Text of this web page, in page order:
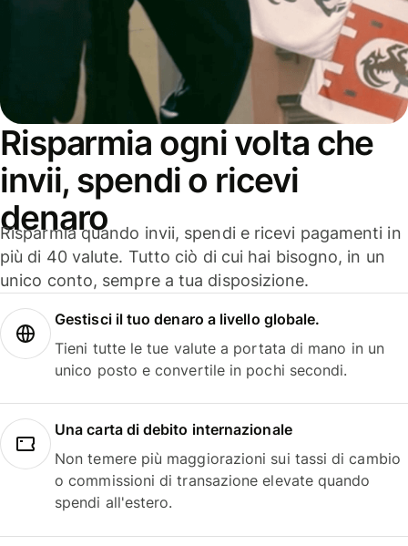
Risparmia ogni volta che
invii, spendi o ricevi
denaro
Risparmia quando invii, spendi e ricevi pagamenti in
più di 40 valute. Tutto ciò di cui hai bisogno, in un
unico conto, sempre a tua disposizione.
Gestisci il tuo denaro a livello globale.
Tieni tutte le tue valute a portata di mano in un
unico posto e convertile in pochi secondi.
Una carta di debito internazionale
Non temere più maggiorazioni sui tassi di cambio
o commissioni di transazione elevate quando
spendi all'estero.